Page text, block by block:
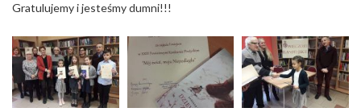
Gratulujemy i jesteśmy dumni!!!